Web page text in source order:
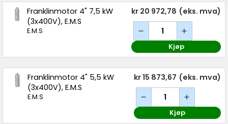
Franklinmotor 4" 7,5 kW
(3x400V), E.M.S
E.M.S
kr 20 972,78 (eks. mva)
Kjøp
Franklinmotor 4" 5,5 kW
(3x400V), E.M.S
E.M.S
kr 15 873,67 (eks. mva)
Kjøp